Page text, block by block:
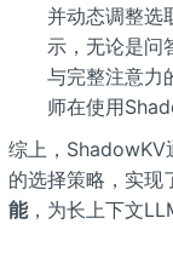
并动态调整选
示，无论是问
与完整注意力
师在使用
综上，ShadowKV
的选择策略，实现
能，为长上下文